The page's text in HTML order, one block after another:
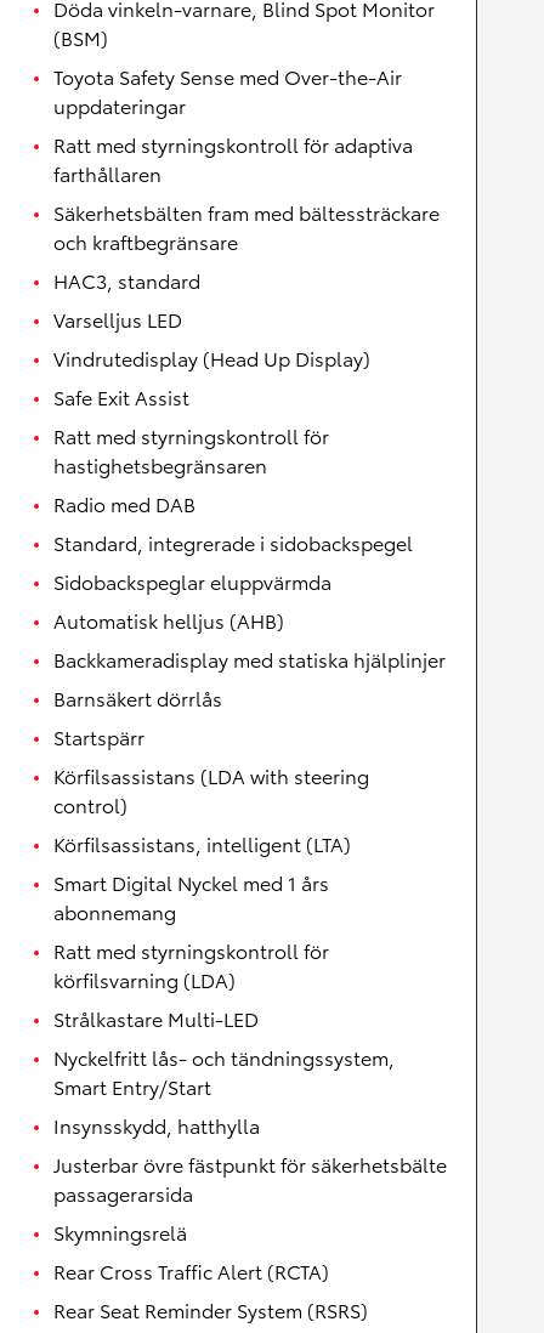
Döda vinkeln-varnare, Blind Spot Monitor
(BSM)
Toyota Safety Sense med Over-the-Air
uppdateringar
Ratt med styrningskontroll för adaptiva
farthållaren
Säkerhetsbälten fram med bältessträckare
och kraftbegränsare
HAC3, standard
Varselljus LED
Vindrutedisplay (Head Up Display)
Safe Exit Assist
Ratt med styrningskontroll för
hastighetsbegränsaren
Radio med DAB
Standard, integrerade i sidobackspegel
Sidobackspeglar eluppvärmda
Automatisk helljus (AHB)
Backkameradisplay med statiska hjälplinjer
Barnsäkert dörrlås
Startspärr
Körfilsassistans (LDA with steering
control)
Körfilsassistans, intelligent (LTA)
Smart Digital Nyckel med 1 års
abonnemang
Ratt med styrningskontroll för
körfilsvarning (LDA)
Strålkastare Multi-LED
Nyckelfritt lås- och tändningssystem,
Smart Entry/Start
Insynsskydd, hatthylla
Justerbar övre fästpunkt för säkerhetsbälte
passagerarsida
Skymningsrelä
Rear Cross Traffic Alert (RCTA)
Rear Seat Reminder System (RSRS)